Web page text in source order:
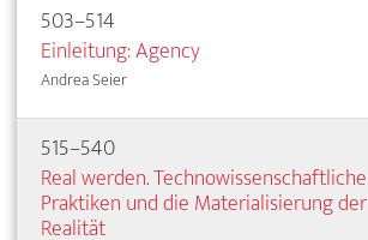
503–514
Einleitung: Agency
Andrea Seier
515–540
Real werden. Technowissenschaftliche
Praktiken und die Materialisierung der
Realität